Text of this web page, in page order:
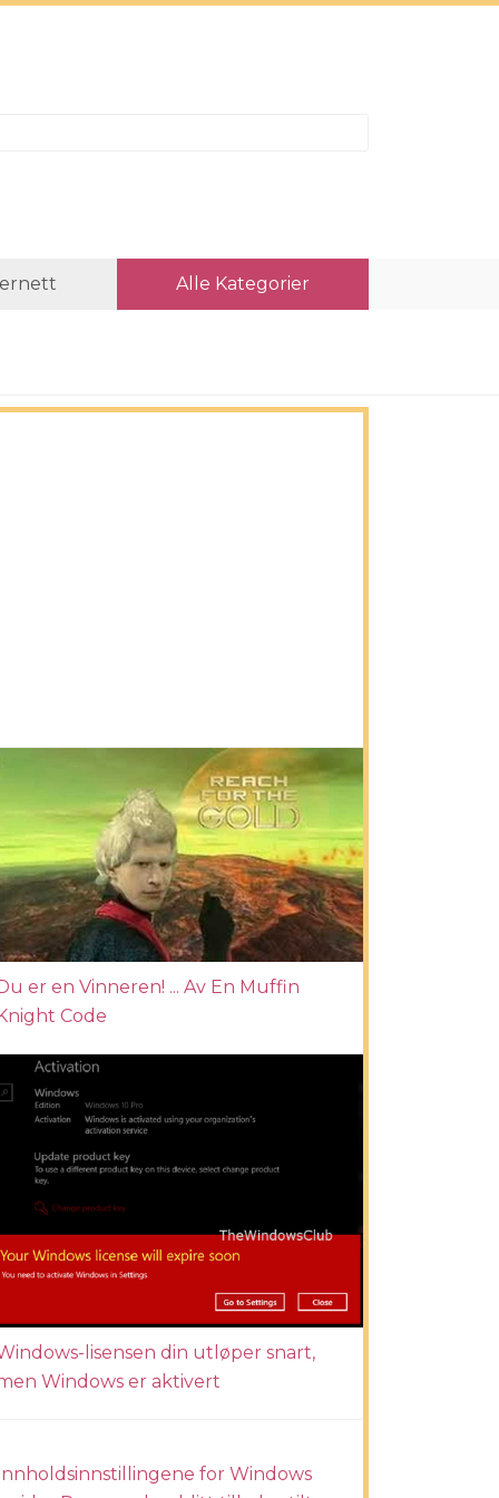
Alle Kategorier
er en Vinneren! ... Av En Muffin
Code
lisensen din utløper snart,
Windows er aktivert
for Windows